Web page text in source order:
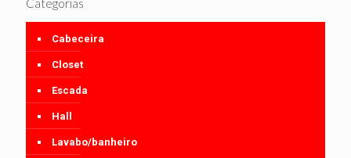
Categorias
Cabeceira
Closet
Escada
Hall
Lavabo/banheiro